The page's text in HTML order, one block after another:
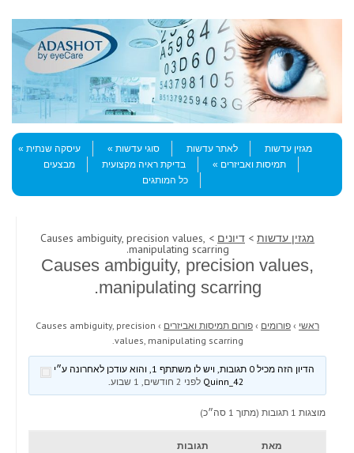
Menu
Skip to content
מגזין עדשות
לאתר עדשות סוגי עדשות
עיסקה שנתית
תמיסות ואביזרים
בדיקת ראיה מקצועית
מבצעים
כל המותגים
מגזין עדשות > דיונים > Causes ambiguity, precision values,
manipulating scarring.
Causes ambiguity, precision values,
manipulating scarring.
ראשי › פורומים › פורום תמיסות ואביזרים ›
Causes ambiguity, precision
values, manipulating scarring.
הדיון הזה מכיל 0 תגובות, ויש לו משתתף 1, והוא עודכן לאחרונה ע״י
לפני 2 חודשים, 1 שבוע .
מוצגות 1 תגובות (מתוך 1 סה״כ)
מאת תגובות